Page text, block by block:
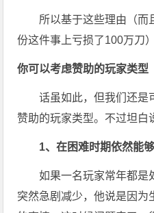
所以基于这些理由（而
份这件事上亏损了100万刀
你可以考虑赞助的玩家类型
话虽如此，但我们还是
赞助的玩家类型。不过坦白
1、在困难时期依然能
如果一名玩家常年都是
突然急剧减少，他说是因为